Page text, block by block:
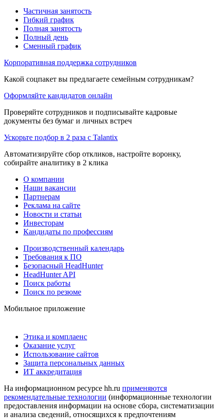
Частичная занятость
Гибкий график
Полная занятость
Полный день
Сменный график
Корпоративная поддержка сотрудников
Какой соцпакет вы предлагаете семейным сотрудникам?
Оформляйте кандидатов онлайн
Проверяйте сотрудников и подписывайте кадровые
документы без бумаг и личных встреч
Ускорьте подбор в 2 раза с Talantix
Автоматизируйте сбор откликов, настройте воронку,
собирайте аналитику в 2 клика
О компании
Наши вакансии
Партнерам
Реклама на сайте
Новости и статьи
Инвесторам
Кандидаты по профессиям
Производственный календарь
Требования к ПО
Безопасный HeadHunter
HeadHunter API
Поиск работы
Поиск по резюме
Мобильное приложение
Этика и комплаенс
Оказание услуг
Использование сайтов
Защита персональных данных
ИТ аккредитация
На информационном ресурсе hh.ru применяются
рекомендательные технологии (информационные технологии
предоставления информации на основе сбора, систематизации
и анализа сведений, относящихся к предпочтениям